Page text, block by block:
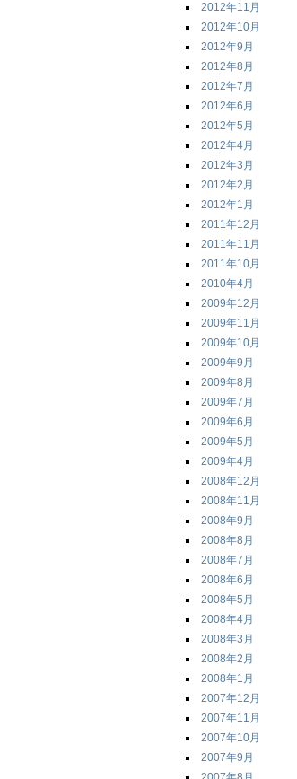
2012年11月
2012年10月
2012年9月
2012年8月
2012年7月
2012年6月
2012年5月
2012年4月
2012年3月
2012年2月
2012年1月
2011年12月
2011年11月
2011年10月
2010年4月
2009年12月
2009年11月
2009年10月
2009年9月
2009年8月
2009年7月
2009年6月
2009年5月
2009年4月
2008年12月
2008年11月
2008年9月
2008年8月
2008年7月
2008年6月
2008年5月
2008年4月
2008年3月
2008年2月
2008年1月
2007年12月
2007年11月
2007年10月
2007年9月